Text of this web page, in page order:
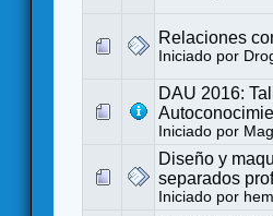
Relaciones
Iniciado por
DAU 2016:
Iniciado por
Diseño y
separados
Iniciado por